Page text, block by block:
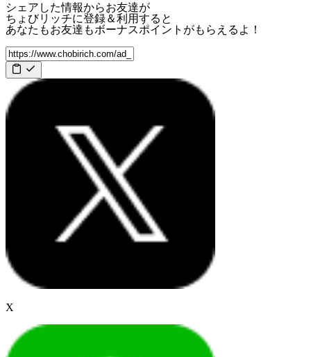
シェアした情報からお友達が
ちょびリッチに登録＆利用すると
あなたもお友達もボーナスポイント がもらえるよ！
X